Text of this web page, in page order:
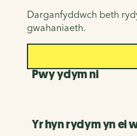
Darganfyddwch beth
gwahaniaeth.
Pwy ydym ni
Yr hyn rydym yn ei